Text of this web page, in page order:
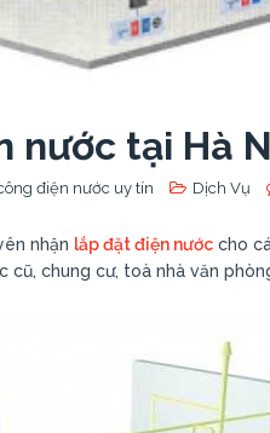
nước tại Hà
điện nước uy tín Dịch Vụ
nhận lắp đặt điện nướccho
cũ, chung cư, toà nhà văn